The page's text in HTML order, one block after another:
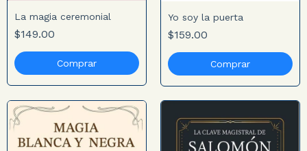
La magia ceremonial
$149.00
Yo soy la puerta
$159.00